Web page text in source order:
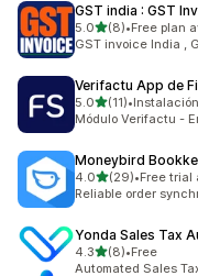
GST india : GST
5.0별 5개 중
(8)
총 리뷰 8개
•Free plan
GST invoice India ,
Verifactu App de
5.0별 5개 중
(11)
총 리뷰 11개
•
Módulo Verifactu -
Moneybird
4.0별 5개 중
(29)
총 리뷰 29개
•Free trial
Reliable order
Yonda Sales Tax
4.3별 5개 중
(8)
총 리뷰 8개
•Free
Automated Sales